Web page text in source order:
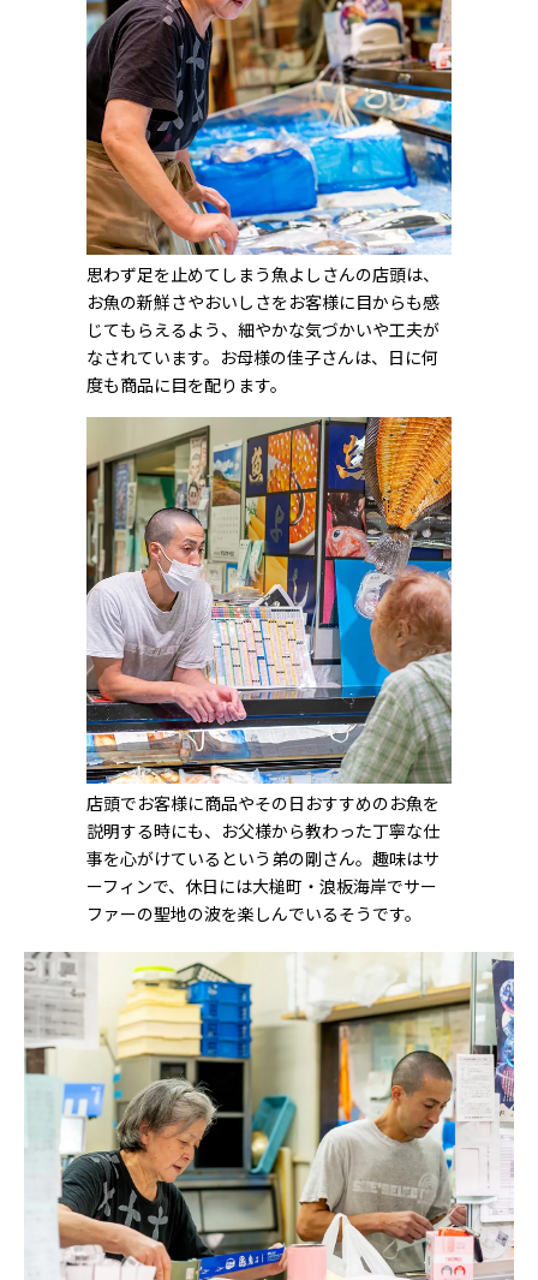
思わず足を止めてしまう魚よしさんの店頭は、
お魚の新鮮さやおいしさをお客様に目からも感
じてもらえるよう、細やかな気づかいや工夫が
なされています。お母様の佳子さんは、日に何
度も商品に目を配ります。
店頭でお客様に商品やその日おすすめのお魚を
説明する時にも、お父様から教わった丁寧な仕
事を心がけているという弟の剛さん。趣味はサ
ーフィンで、休日には大槌町・浪板海岸でサー
ファーの聖地の波を楽しんでいるそうです。